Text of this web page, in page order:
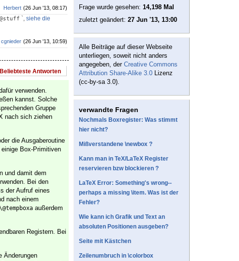
(26 Jun '13, 08:17)
Herbert
`, siehe die
(26 Jun '13, 10:59)
cgnieder
Beliebteste Antworten
verwenden.
kannst. Solche
Gruppe
nach sich ziehen
die Ausgaberoutine
Box-Primitiven
und damit dem
Bei den
der Aufruf eines
nach einem
außerdem
Registern. Bei
Änderungen
Frage wurde gesehen: 14,198 Mal
zuletzt geändert: 27 Jun '13, 13:00
Alle Beiträge auf dieser Webseite
unterliegen, soweit nicht anders
angegeben, der Creative Commons
Attribution Share-Alike 3.0 Lizenz
(cc-by-sa 3.0).
verwandte Fragen
Nochmals Boxregister: Was stimmt
hier nicht?
Mißverstandene \newbox ?
Kann man in TeX/LaTeX Register
reservieren bzw blockieren ?
LaTeX Error: Something's wrong--
perhaps a missing \item. Was ist der
Fehler?
Wie kann ich Grafik und Text an
absoluten Positionen ausgeben?
Seite mit Kästchen
Zeilenumbruch in \colorbox